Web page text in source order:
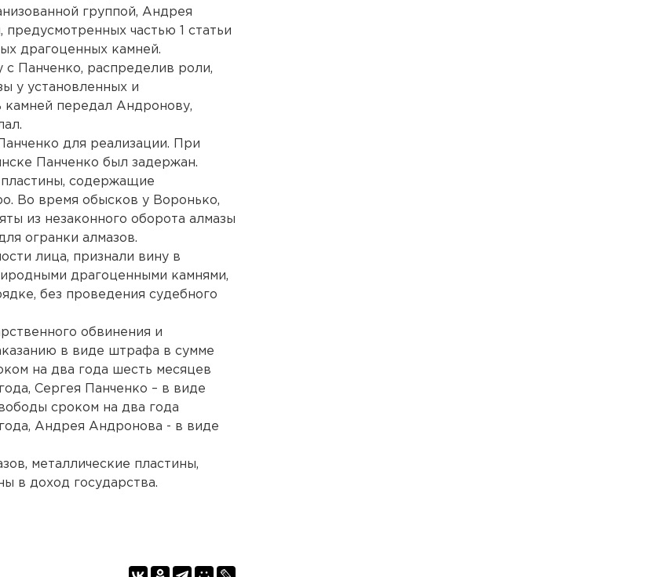
группой, Андрея
частью 1 статьи
драгоценных камней.
Панченко, распределив роли,
у установленных и
камней передал Андронову,
для реализации. При
Панченко был задержан.
содержащие
Во время обысков у Воронько,
из незаконного оборота алмазы
огранки алмазов.
лица, признали вину в
драгоценными камнями,
без проведения судебного
обвинения и
в виде штрафа в сумме
на два года шесть месяцев
Сергея Панченко – в виде
сроком на два года
Андрея Андронова - в виде
металлические пластины,
в доход государства.